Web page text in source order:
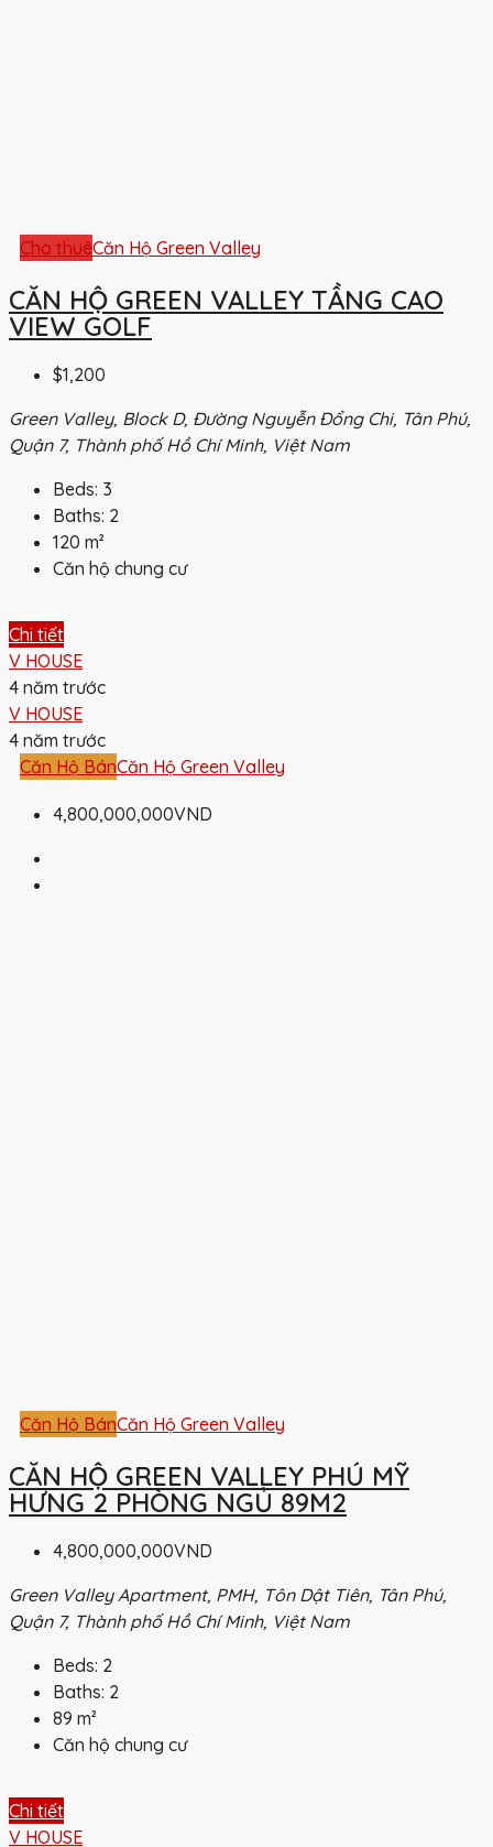
Cho thuêCăn Hộ Green Valley
CĂN HỘ GREEN VALLEY TẦNG CAO
VIEW GOLF
$1,200
Green Valley, Block D, Đường Nguyễn Đổng Chi, Tân Phú,
Quận 7, Thành phố Hồ Chí Minh, Việt Nam
Beds: 3
Baths: 2
120 m²
Căn hộ chung cư
Chi tiết
V HOUSE
4 năm trước
V HOUSE
4 năm trước
Căn Hộ BánCăn Hộ Green Valley
4,800,000,000VND
Căn Hộ BánCăn Hộ Green Valley
CĂN HỘ GREEN VALLEY PHÚ MỸ
HƯNG 2 PHÒNG NGỦ 89M2
4,800,000,000VND
Green Valley Apartment, PMH, Tôn Dật Tiên, Tân Phú,
Quận 7, Thành phố Hồ Chí Minh, Việt Nam
Beds: 2
Baths: 2
89 m²
Căn hộ chung cư
Chi tiết
V HOUSE